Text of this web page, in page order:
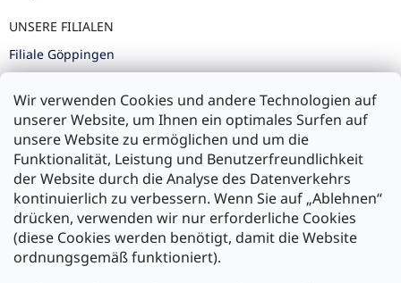
Wir verwenden Cookies und andere Technologien auf
unserer Website, um Ihnen ein optimales Surfen auf
unsere Website zu ermöglichen und um die
Funktionalität, Leistung und Benutzerfreundlichkeit
der Website durch die Analyse des Datenverkehrs
kontinuierlich zu verbessern. Wenn Sie auf „Ablehnen“
drücken, verwenden wir nur erforderliche Cookies
(diese Cookies werden benötigt, damit die Website
ordnungsgemäß funktioniert).
UNSERE FILIALEN
Filiale Göppingen
Filiale Ulm
Zahlung und Versand
Versand mit: